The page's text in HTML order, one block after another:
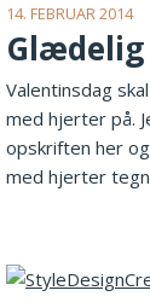
14. FEBRUAR 2014
Valentinsdag
med hjerter på.
opskriften her
med hjerter